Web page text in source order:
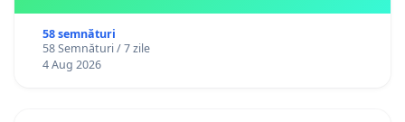
58 semnături
58 Semnături / 7 zile
4 Aug 2026